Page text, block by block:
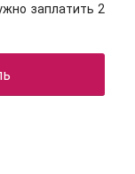
заплатить 2